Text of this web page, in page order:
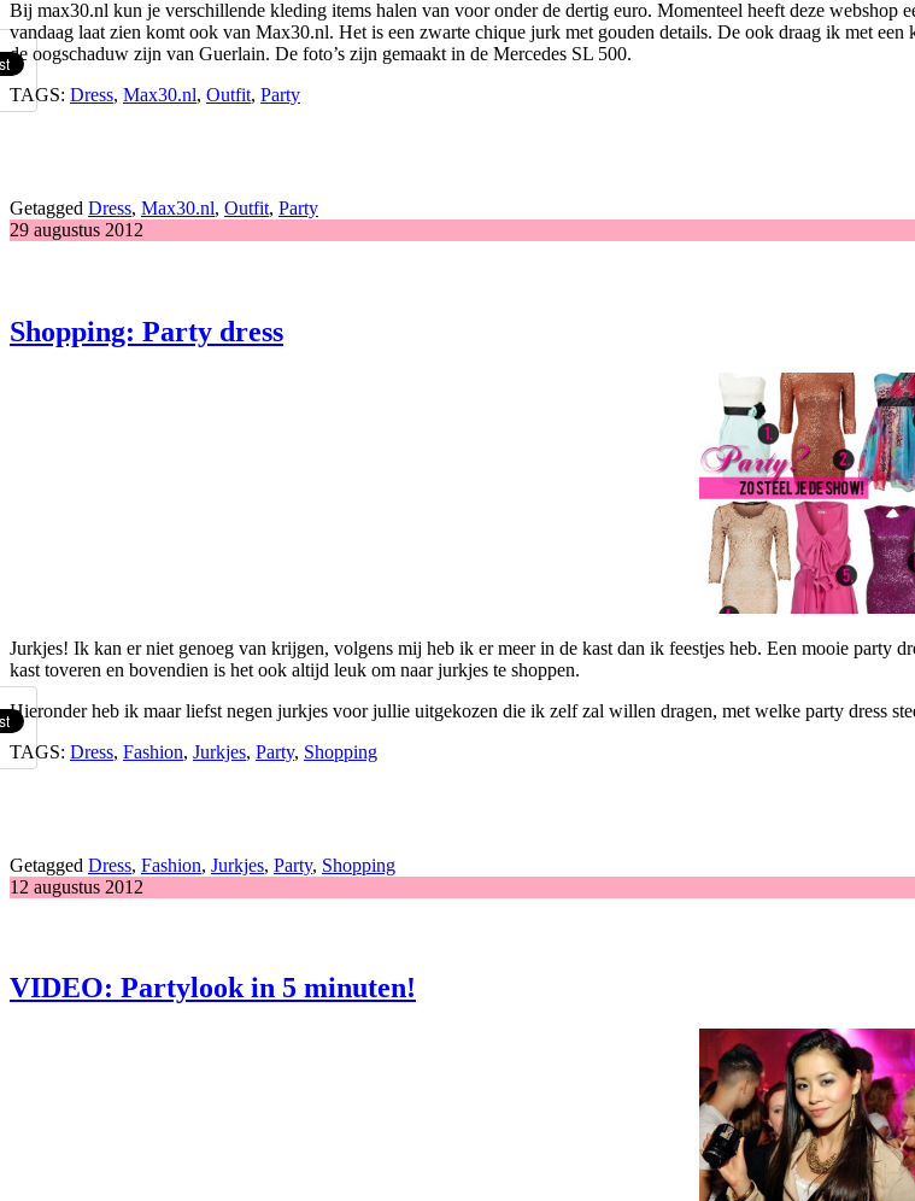
Bij max30.nl kun je verschillende kleding items halen van voor onder de dertig euro. Momenteel heeft deze
vandaag laat zien komt ook van Max30.nl. Het is een zwarte chique jurk met gouden details. De ook draag ik met
de oogschaduw zijn van Guerlain. De foto’s zijn gemaakt in de Mercedes SL 500.
TAGS: Dress, Max30.nl, Outfit, Party
Getagged Dress, Max30.nl, Outfit, Party
29 augustus 2012
Shopping: Party dress
Jurkjes! Ik kan er niet genoeg van krijgen, volgens mij heb ik er meer in de kast dan ik feestjes heb. Een mooie party
kast toveren en bovendien is het ook altijd leuk om naar jurkjes te shoppen.
Hieronder heb ik maar liefst negen jurkjes voor jullie uitgekozen die ik zelf zal willen dragen, met welke party dress
TAGS: Dress, Fashion, Jurkjes, Party, Shopping
Getagged Dress, Fashion, Jurkjes, Party, Shopping
12 augustus 2012
VIDEO: Partylook in 5 minuten!